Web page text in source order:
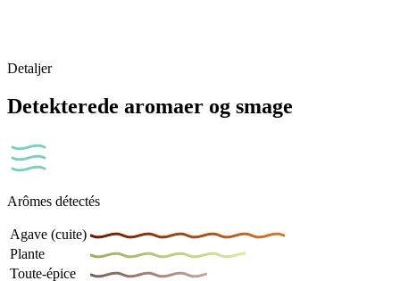
Detaljer
Detekterede aromaer og smage
Arômes détectés
Agave (cuite)
Plante
Toute-épice